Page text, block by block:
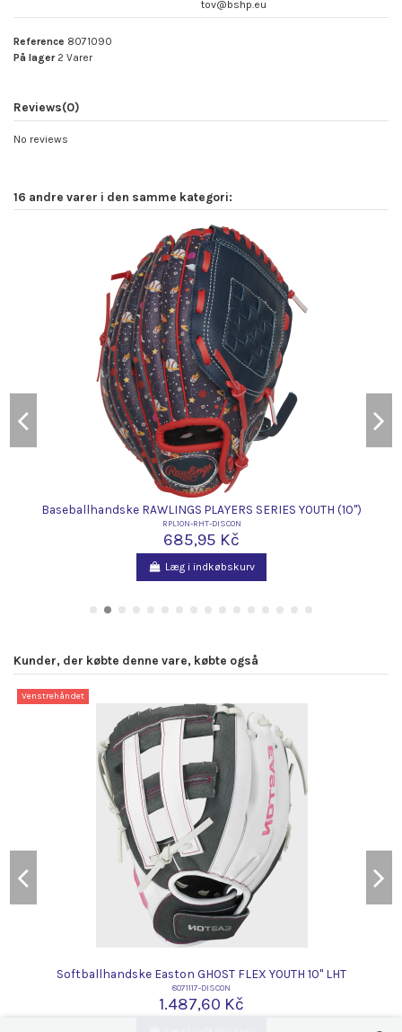
tov@bshp.eu
Reference 8071090
På lager 2 Varer
Reviews(0)
No reviews
16 andre varer i den samme kategori:
Baseballhandske RAWLINGS PLAYERS SERIES YOUTH (10")
RPL10N-RHT-DISCON
685,95 Kč
Læg i indkøbskurv
Kunder, der købte denne vare, købte også
Venstrehåndet
Softballhandske Easton GHOST FLEX YOUTH 10" LHT
8071117-DISCON
1.487,60 Kč